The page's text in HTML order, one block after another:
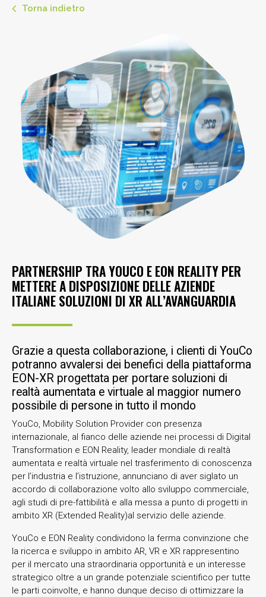
Torna indietro
PARTNERSHIP TRA YOUCO E EON REALITY PER
METTERE A DISPOSIZIONE DELLE AZIENDE
ITALIANE SOLUZIONI DI XR ALL’AVANGUARDIA
Grazie a questa collaborazione, i clienti di YouCo
potranno avvalersi dei benefici della piattaforma
EON-XR progettata per portare soluzioni di
realtà aumentata e virtuale al maggior numero
possibile di persone in tutto il mondo
YouCo, Mobility Solution Provider con presenza
internazionale, al fianco delle aziende nei processi di Digital
Transformation e EON Reality, leader mondiale di realtà
aumentata e realtà virtuale nel trasferimento di conoscenza
per l’industria e l’istruzione, annunciano di aver siglato un
accordo di collaborazione volto allo sviluppo commerciale,
agli studi di pre-fattibilità e alla messa a punto di progetti in
ambito XR (Extended Reality)al servizio delle aziende.
YouCo e EON Reality condividono la ferma convinzione che
la ricerca e sviluppo in ambito AR, VR e XR rappresentino
per il mercato una straordinaria opportunità e un interesse
strategico oltre a un grande potenziale scientifico per tutte
le parti coinvolte, e hanno dunque deciso di ottimizzare la